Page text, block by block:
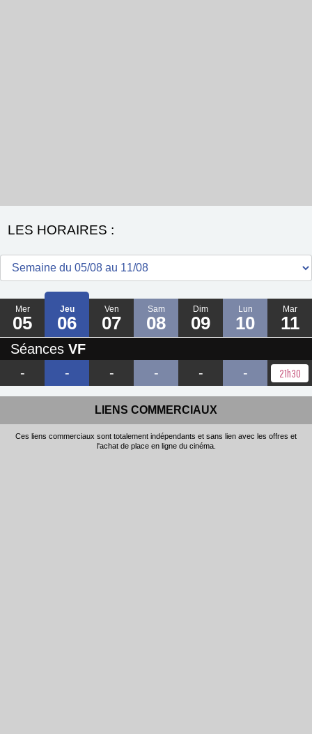
LES HORAIRES :
Mer
05
Jeu
06
Ven
07
Sam
08
Dim
09
Lun
10
Mar
11
Séances VF
-
- - - - - 21h30
LIENS COMMERCIAUX
Ces liens commerciaux sont totalement indépendants et sans lien avec les offres et
l'achat de place en ligne du cinéma.